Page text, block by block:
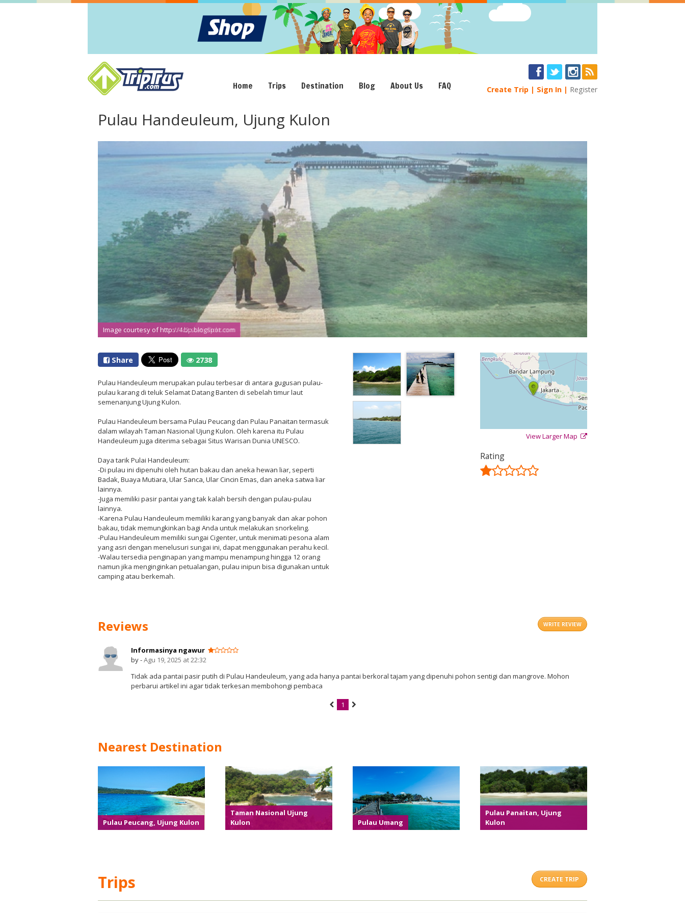
Home Trips Destination Blog About Us FAQ Create Trip Sign In Register
Pulau Handeuleum, Ujung Kulon
Image courtesy of https://c2.staticflickr.com
Image courtesy of http://4.bp.blogspot.com
Share 2738
Pulau Handeuleum merupakan pulau terbesar di antara gugusan pulau-
pulau karang di teluk Selamat Datang Banten di sebelah timur laut
semenanjung Ujung Kulon.
Pulau Handeuleum bersama Pulau Peucang dan Pulau Panaitan termasuk
dalam wilayah Taman Nasional Ujung Kulon. Oleh karena itu Pulau
Handeuleum juga diterima sebagai Situs Warisan Dunia UNESCO.
Daya tarik Pulai Handeuleum:
-Di pulau ini dipenuhi oleh hutan bakau dan aneka hewan liar, seperti
Badak, Buaya Mutiara, Ular Sanca, Ular Cincin Emas, dan aneka satwa liar
lainnya.
-Juga memiliki pasir pantai yang tak kalah bersih dengan pulau-pulau
lainnya.
-Karena Pulau Handeuleum memiliki karang yang banyak dan akar pohon
bakau, tidak memungkinkan bagi Anda untuk melakukan snorkeling.
-Pulau Handeuleum memiliki sungai Cigenter, untuk menimati pesona alam
yang asri dengan menelusuri sungai ini, dapat menggunakan perahu kecil.
-Walau tersedia penginapan yang mampu menampung hingga 12 orang
namun jika menginginkan petualangan, pulau inipun bisa digunakan untuk
camping atau berkemah.
View Larger Map
Rating
WRITE REVIEW
Reviews
Informasinya ngawur
by -Agu 19, 2025 at 22:32
Tidak ada pantai pasir putih di Pulau Handeuleum, yang ada hanya pantai berkoral tajam yang dipenuhi pohon sentigi dan mangrove. Mohon
perbarui artikel ini agar tidak terkesan membohongi pembaca
1
Nearest Destination
Pulau Peucang, Ujung Kulon
Taman Nasional Ujung
Kulon
Pulau Umang
Pulau Panaitan, Ujung
Kulon
Trips CREATE TRIP